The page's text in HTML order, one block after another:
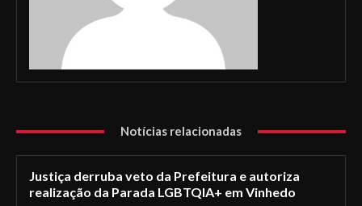
Notícias relacionadas
Justiça derruba veto da Prefeitura e autoriza
realização da Parada LGBTQIA+ em Vinhedo